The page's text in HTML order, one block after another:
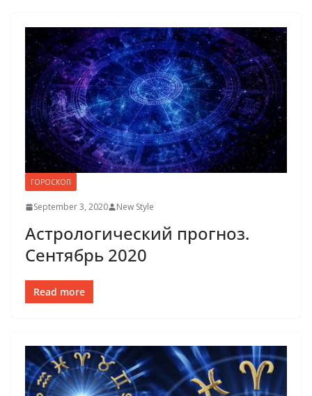
ГОРОСКОП
September 3, 2020 New Style
Астрологический прогноз.
Сентябрь 2020
Read more